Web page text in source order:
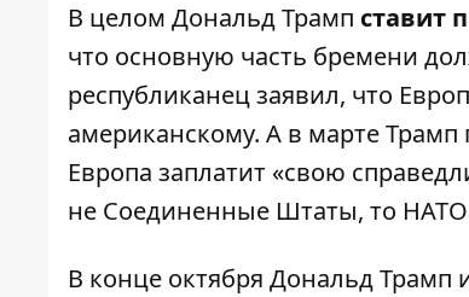
В целом Дональд Трамп ставит
что основную часть бремени
республиканец заявил, что
американскому. А в марте Трамп
Европа заплатит «свою
не Соединенные Штаты, то
В конце октября Дональд Трамп